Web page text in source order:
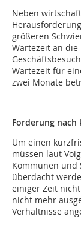
Neben
größeren
Wartezeit an
Wartezeit für
zwei Monate
Forderung
Um einen
müssen laut
Kommunen und
überdacht
einiger Zeit
nicht mehr
Verhältnisse